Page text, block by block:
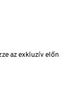
az exkluzív